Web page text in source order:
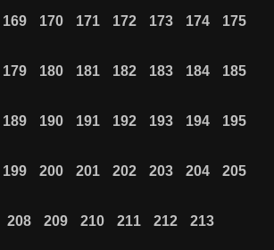
169 170 171 172 173 174 175
179 180 181 182 183 184 185
189 190 191 192 193 194 195
199 200 201 202 203 204 205
208 209 210 211 212 213